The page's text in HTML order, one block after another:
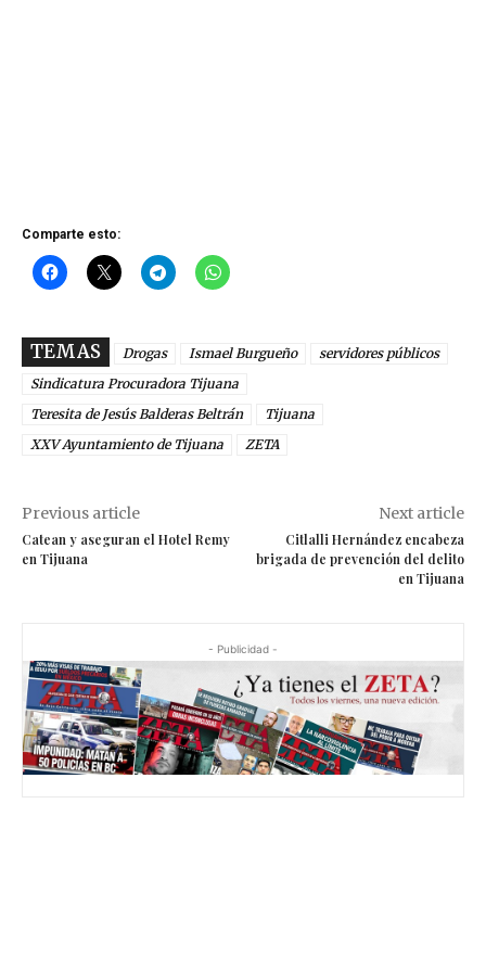
Comparte esto:
TEMAS Drogas Ismael Burgueño
servidores públicos
Sindicatura Procuradora Tijuana
Teresita de Jesús Balderas Beltrán
Tijuana
XXV Ayuntamiento de Tijuana
ZETA
Previous article
Catean y aseguran el Hotel Remy
en Tijuana
Next article
Citlalli Hernández encabeza
brigada de prevención del delito
en Tijuana
- Publicidad -